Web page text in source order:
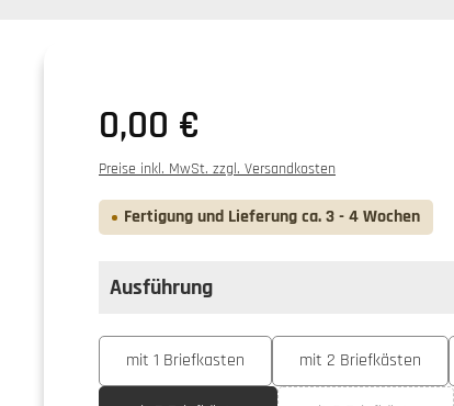
0,00 €
Preise inkl. MwSt. zzgl. Versandkosten
Fertigung und Lieferung ca. 3 - 4 Wochen
Ausführung
Ausführungauswählen
mit 1 Briefkasten mit 2 Briefkästen